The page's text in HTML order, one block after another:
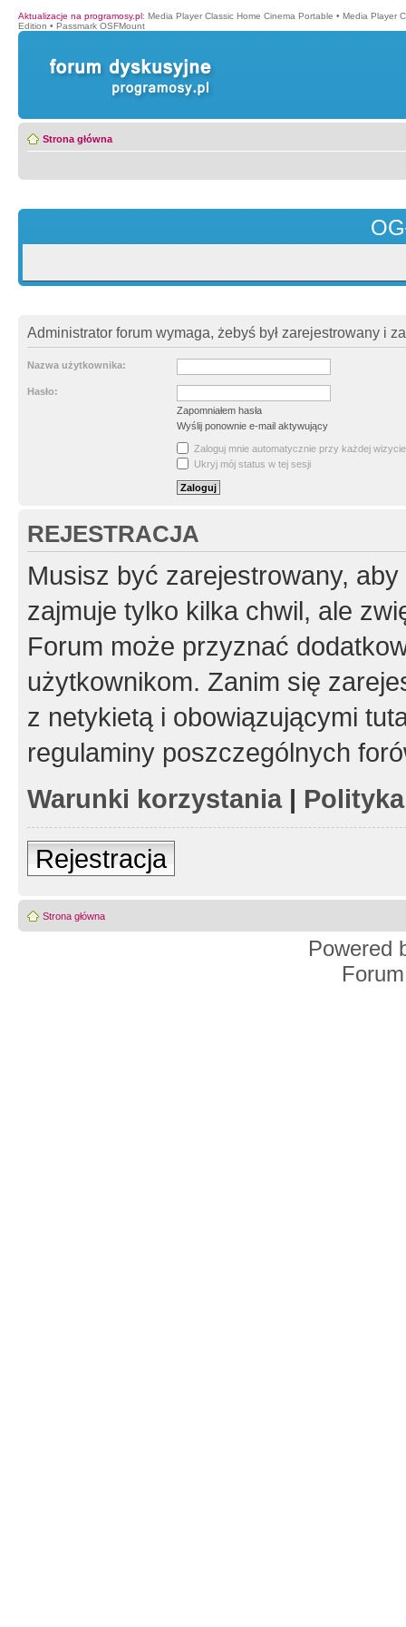
Aktualizacje na programosy.pl: Media Player Classic Home Cinema Portable • Media Player
Edition • Passmark OSFMount
Strona główna
Administrator forum wymaga, żebyś był zarejestrowany i
Nazwa użytkownika:
Hasło:
Zapomniałem hasła
Wyślij ponownie e-mail aktywujący
Zaloguj mnie automatycznie przy każdej wizycie
Ukryj mój status w tej sesji
REJESTRACJA
Musisz być zarejestrowany,
zajmuje tylko kilka chwil, ale
Forum może przyznać
użytkownikom. Zanim się
z netykietą i obowiązującymi
regulaminy poszczególnych
Warunki korzystania|
Rejestracja
Strona główna
Powered